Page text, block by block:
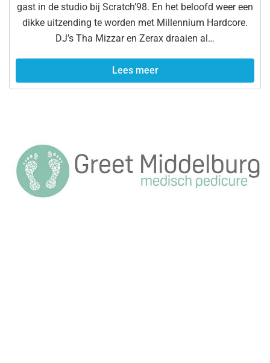
gast in de studio bij Scratch’98. En het beloofd weer een
dikke uitzending te worden met Millennium Hardcore.
DJ’s Tha Mizzar en Zerax draaien al…
Lees meer